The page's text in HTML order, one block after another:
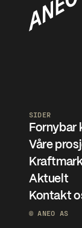
SIDER
Fornybar
Våre
Aktuelt
Kontakt
© ANEO AS